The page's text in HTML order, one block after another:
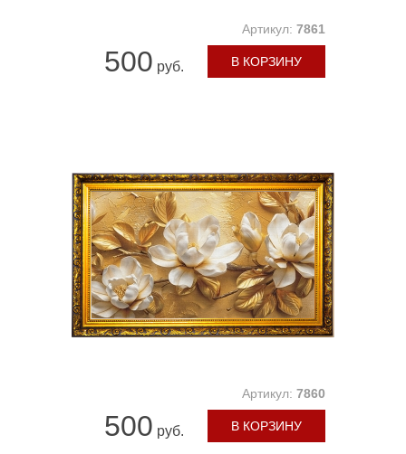
Артикул: 7861
500 руб. В КОРЗИНУ
Артикул: 7860
500 руб. В КОРЗИНУ